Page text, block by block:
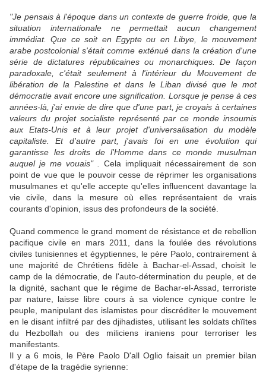
"Je pensais à l'époque dans un contexte de guerre froide, que la
situation internationale ne permettait aucun changement
immédiat. Que ce soit en Egypte ou en Libye, le mouvement
arabe postcolonial s'était comme exténué dans la création d'une
série de dictatures républicaines ou monarchiques. De façon
paradoxale, c'était seulement à l'intérieur du Mouvement de
libération de la Palestine et dans le Liban divisé que le mot
démocratie avait encore une signification. Lorsque je pense à ces
années-là, j'ai envie de dire que d'une part, je croyais à certaines
valeurs du projet socialiste représenté par ce monde insoumis
aux Etats-Unis et à leur projet d'universalisation du modèle
capitaliste. Et d'autre part, j'avais foi en une évolution qui
garantisse les droits de l'Homme dans ce monde musulman
auquel je me vouais" .
Cela impliquait nécessairement de son
point de vue que le pouvoir cesse de réprimer les organisations
musulmanes et qu'elle accepte qu'elles influencent davantage la
vie civile, dans la mesure où elles représentaient de vrais
courants d'opinion, issus des profondeurs de la société.
Quand commence le grand moment de résistance et de rebellion
pacifique civile en mars 2011, dans la foulée des révolutions
civiles tunisiennes et égyptiennes, le père Paolo, contrairement à
une majorité de Chrétiens fidèle à Bachar-el-Assad, choisit le
camp de la démocratie, de l'auto-détermination du peuple, et de
la dignité, sachant que le régime de Bachar-el-Assad, terroriste
par nature, laisse libre cours à sa violence cynique contre le
peuple, manipulant des islamistes pour discréditer le mouvement
en le disant infiltré par des djihadistes, utilisant les soldats chïïtes
du Hezbollah ou des miliciens iraniens pour terroriser les
manifestants.
Il y a 6 mois, le Père Paolo D'all Oglio faisait un premier bilan
d'étape de la tragédie syrienne: